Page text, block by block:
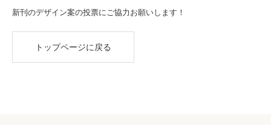
新刊のデザイン案の投票にご協力お願いします！
トップページに戻る